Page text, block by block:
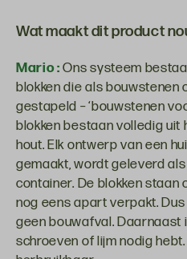
Wat maakt dit product
Mario : Ons systeem
blokken die als bouwstenen
gestapeld – ‘bouwstenen
blokken bestaan volledig
hout. Elk ontwerp van een
gemaakt, wordt geleverd
container. De blokken staan
nog eens apart verpakt.
geen bouwafval. Daarnaast
schroeven of lijm nodig